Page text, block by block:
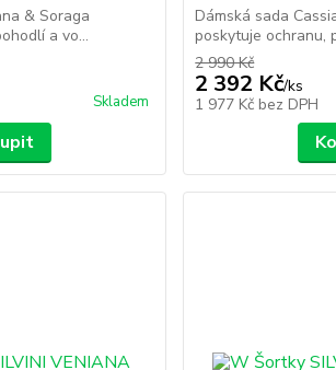
& Soraga
a vo...
Skladem
Dámská sada
poskytuje ochranu,
2 990 Kč
2 392 Kč/ks
1 977 Kč bez DPH